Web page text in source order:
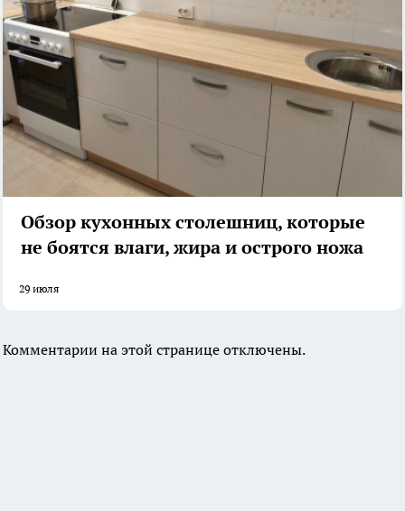
Обзор кухонных столешниц, которые
не боятся влаги, жира и острого ножа
29 июля
Комментарии на этой странице отключены.